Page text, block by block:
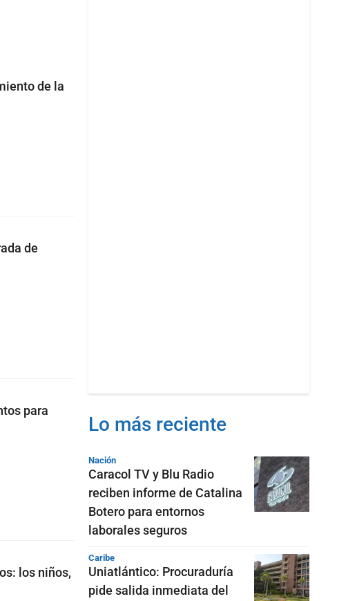
de la
de
para
los niños,
Lo más reciente
Nación
Caracol TV y Blu Radio
reciben informe de Catalina
Botero para entornos
laborales seguros
Caribe
Uniatlántico: Procuraduría
pide salida inmediata del